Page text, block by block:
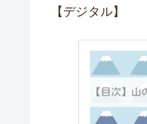
【デジタル】